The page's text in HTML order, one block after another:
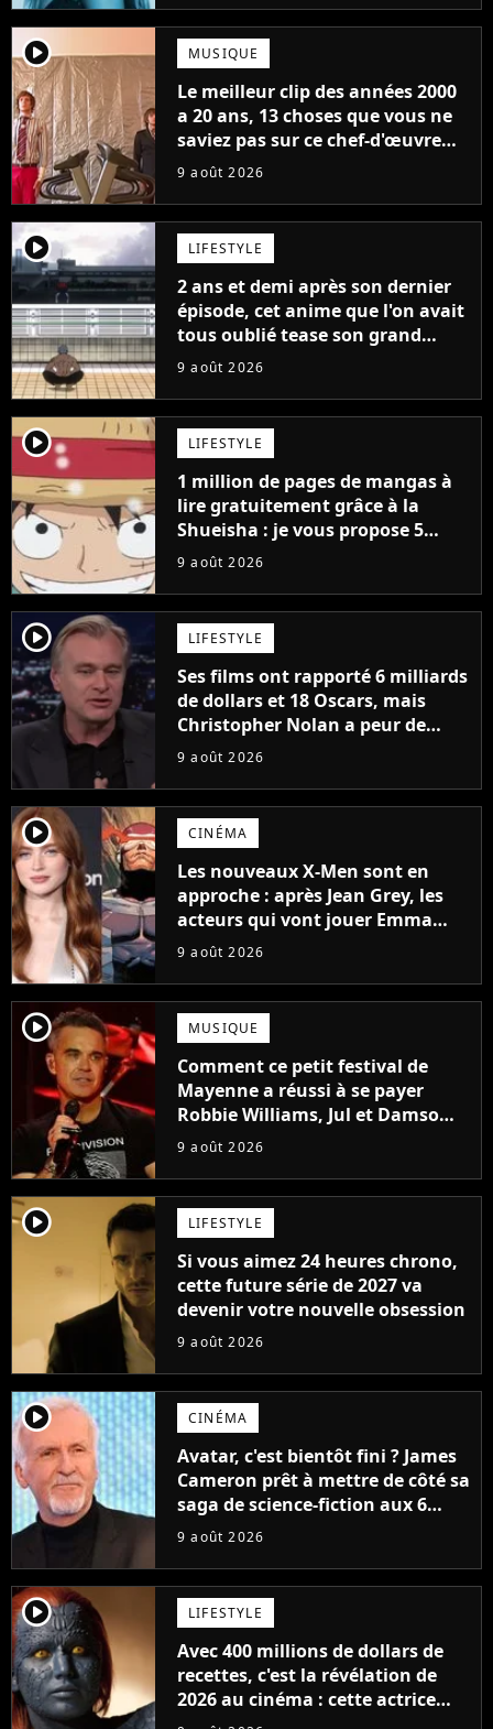
player2 MUSIQUE
Le meilleur clip des années 2000
a 20 ans, 13 choses que vous ne
saviez pas sur ce chef-d'œuvre
qui a révolutionné YouTube
9 août 2026
player2 LIFESTYLE
2 ans et demi après son dernier
épisode, cet anime que l'on avait
tous oublié tease son grand
retour
9 août 2026
player2 LIFESTYLE
1 million de pages de mangas à
lire gratuitement grâce à la
Shueisha : je vous propose 5
mangas jamais sortis en France
9 août 2026
player2 LIFESTYLE
Ses films ont rapporté 6 milliards
de dollars et 18 Oscars, mais
Christopher Nolan a peur de
tourner un genre de films très
9 août 2026
player2 CINÉMA
Les nouveaux X-Men sont en
approche : après Jean Grey, les
acteurs qui vont jouer Emma
Frost et Cyclope trouvés !
9 août 2026
player2 MUSIQUE
Comment ce petit festival de
Mayenne a réussi à se payer
Robbie Williams, Jul et Damso
cette année ?
9 août 2026
player2 LIFESTYLE
Si vous aimez 24 heures chrono,
cette future série de 2027 va
devenir votre nouvelle obsession
9 août 2026
player2 CINÉMA
Avatar, c'est bientôt fini ? James
Cameron prêt à mettre de côté sa
saga de science-fiction aux 6
milliards de recettes
9 août 2026
player2 LIFESTYLE
Avec 400 millions de dollars de
recettes, c'est la révélation de
2026 au cinéma : cette actrice
adorée prête à remplacer